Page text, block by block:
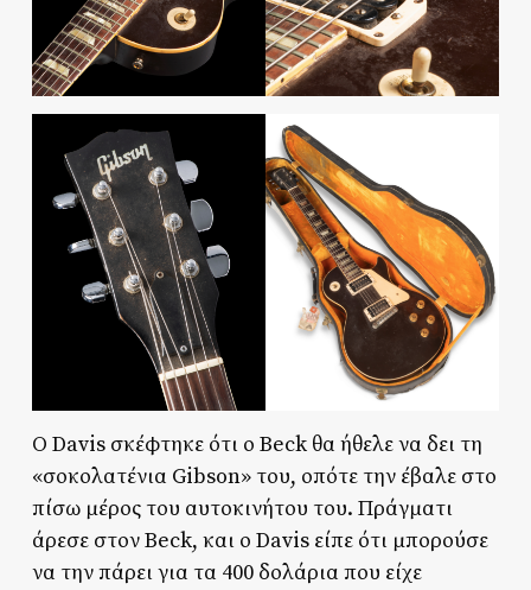
Ο Davis σκέφτηκε ότι ο Beck θα ήθελε να δει τη
«σοκολατένια Gibson» του, οπότε την έβαλε στο
πίσω μέρος του αυτοκινήτου του. Πράγματι
άρεσε στον Beck, και ο Davis είπε ότι μπορούσε
να την πάρει για τα 400 δολάρια που είχε